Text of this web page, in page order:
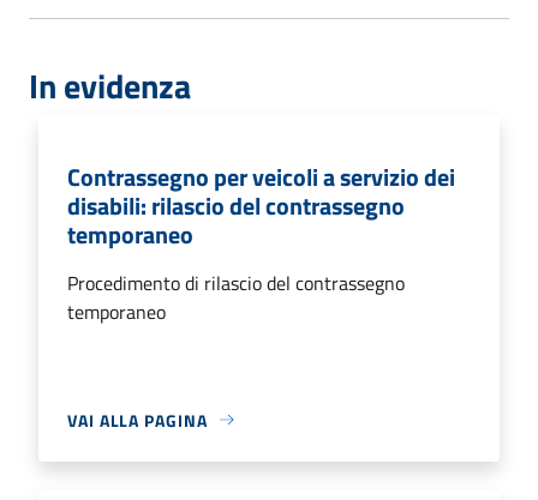
In evidenza
Contrassegno per veicoli a servizio dei
disabili: rilascio del contrassegno
temporaneo
Procedimento di rilascio del contrassegno
temporaneo
VAI ALLA PAGINA